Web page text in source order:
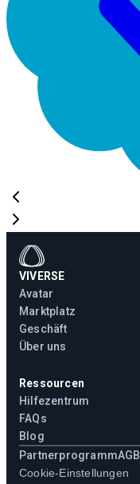
VIVERSE
Avatar
Marktplatz
Geschäft
Über uns
Ressourcen
Hilfezentrum
FAQs
Blog
PartnerprogrammAGB
Cookie-Einstellungen